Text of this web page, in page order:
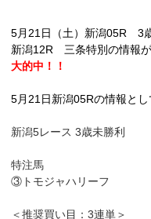
5月21日（土）新潟05R 3
新潟12R 三条特別の情報が
大的中！！
5月21日新潟05Rの情報とし
新潟5レース 3歳未勝利
特注馬
③トモジャハリーフ
＜推奨買い目：3連単＞